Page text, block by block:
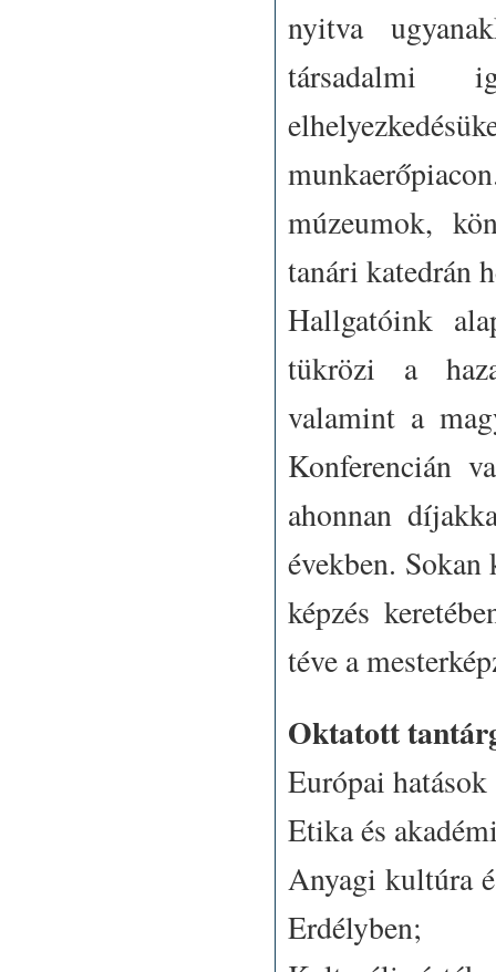
nyitva
társadalmi
múzeumok,
tanári katedrán
Hallgatóink
tükrözi a
valamint a
Konferencián
ahonnan
években.
képzés
téve a
Oktatott
Európai
Etika és
Anyagi kultúra
Erdélyben;